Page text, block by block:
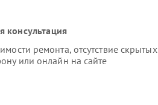
консультация
ремонта, отсутствие
или онлайн на сайте